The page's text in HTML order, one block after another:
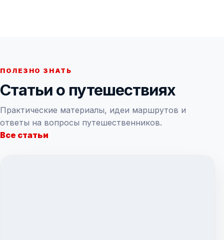
ПОЛЕЗНО ЗНАТЬ
Статьи о путешествиях
Практические материалы, идеи маршрутов и
ответы на вопросы путешественников.
Все статьи